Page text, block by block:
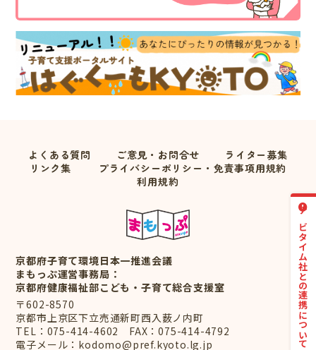
よくある質問 ご意見・お問合せ
ライター募集
リンク集
プライバシーポリシー・免責事項用規約
利用規約
京都府子育て環境日本一推進会議
まもっぷ運営事務局：
京都府健康福祉部こども・子育て総合支援室
〒602-8570
京都市上京区下立売通新町西入薮ノ内町
TEL： 075-414-4602
FAX：075-414-4792
電子メール： kodomo@pref.kyoto.lg.jp ナビタイム社との連携について